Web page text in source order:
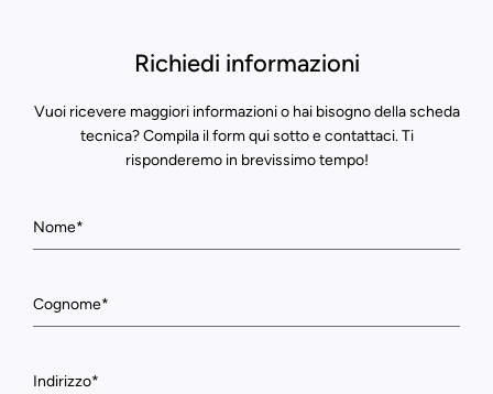
Richiedi informazioni
Vuoi ricevere maggiori informazioni o hai bisogno della scheda
tecnica? Compila il form qui sotto e contattaci. Ti
risponderemo in brevissimo tempo!